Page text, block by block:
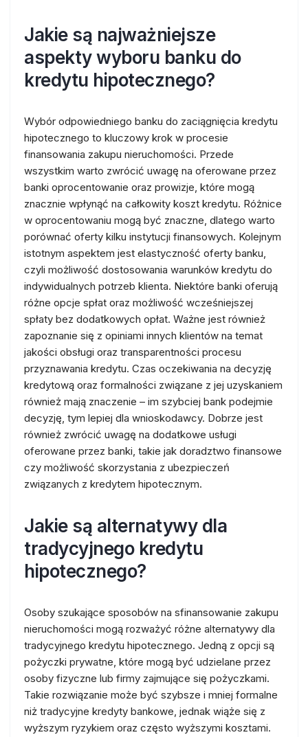
Jakie są najważniejsze
aspekty wyboru banku do
kredytu hipotecznego?
Wybór odpowiedniego banku do zaciągnięcia kredytu
hipotecznego to kluczowy krok w procesie
finansowania zakupu nieruchomości. Przede
wszystkim warto zwrócić uwagę na oferowane przez
banki oprocentowanie oraz prowizje, które mogą
znacznie wpłynąć na całkowity koszt kredytu. Różnice
w oprocentowaniu mogą być znaczne, dlatego warto
porównać oferty kilku instytucji finansowych. Kolejnym
istotnym aspektem jest elastyczność oferty banku,
czyli możliwość dostosowania warunków kredytu do
indywidualnych potrzeb klienta. Niektóre banki oferują
różne opcje spłat oraz możliwość wcześniejszej
spłaty bez dodatkowych opłat. Ważne jest również
zapoznanie się z opiniami innych klientów na temat
jakości obsługi oraz transparentności procesu
przyznawania kredytu. Czas oczekiwania na decyzję
kredytową oraz formalności związane z jej uzyskaniem
również mają znaczenie – im szybciej bank podejmie
decyzję, tym lepiej dla wnioskodawcy. Dobrze jest
również zwrócić uwagę na dodatkowe usługi
oferowane przez banki, takie jak doradztwo finansowe
czy możliwość skorzystania z ubezpieczeń
związanych z kredytem hipotecznym.
Jakie są alternatywy dla
tradycyjnego kredytu
hipotecznego?
Osoby szukające sposobów na sfinansowanie zakupu
nieruchomości mogą rozważyć różne alternatywy dla
tradycyjnego kredytu hipotecznego. Jedną z opcji są
pożyczki prywatne, które mogą być udzielane przez
osoby fizyczne lub firmy zajmujące się pożyczkami.
Takie rozwiązanie może być szybsze i mniej formalne
niż tradycyjne kredyty bankowe, jednak wiąże się z
wyższym ryzykiem oraz często wyższymi kosztami.